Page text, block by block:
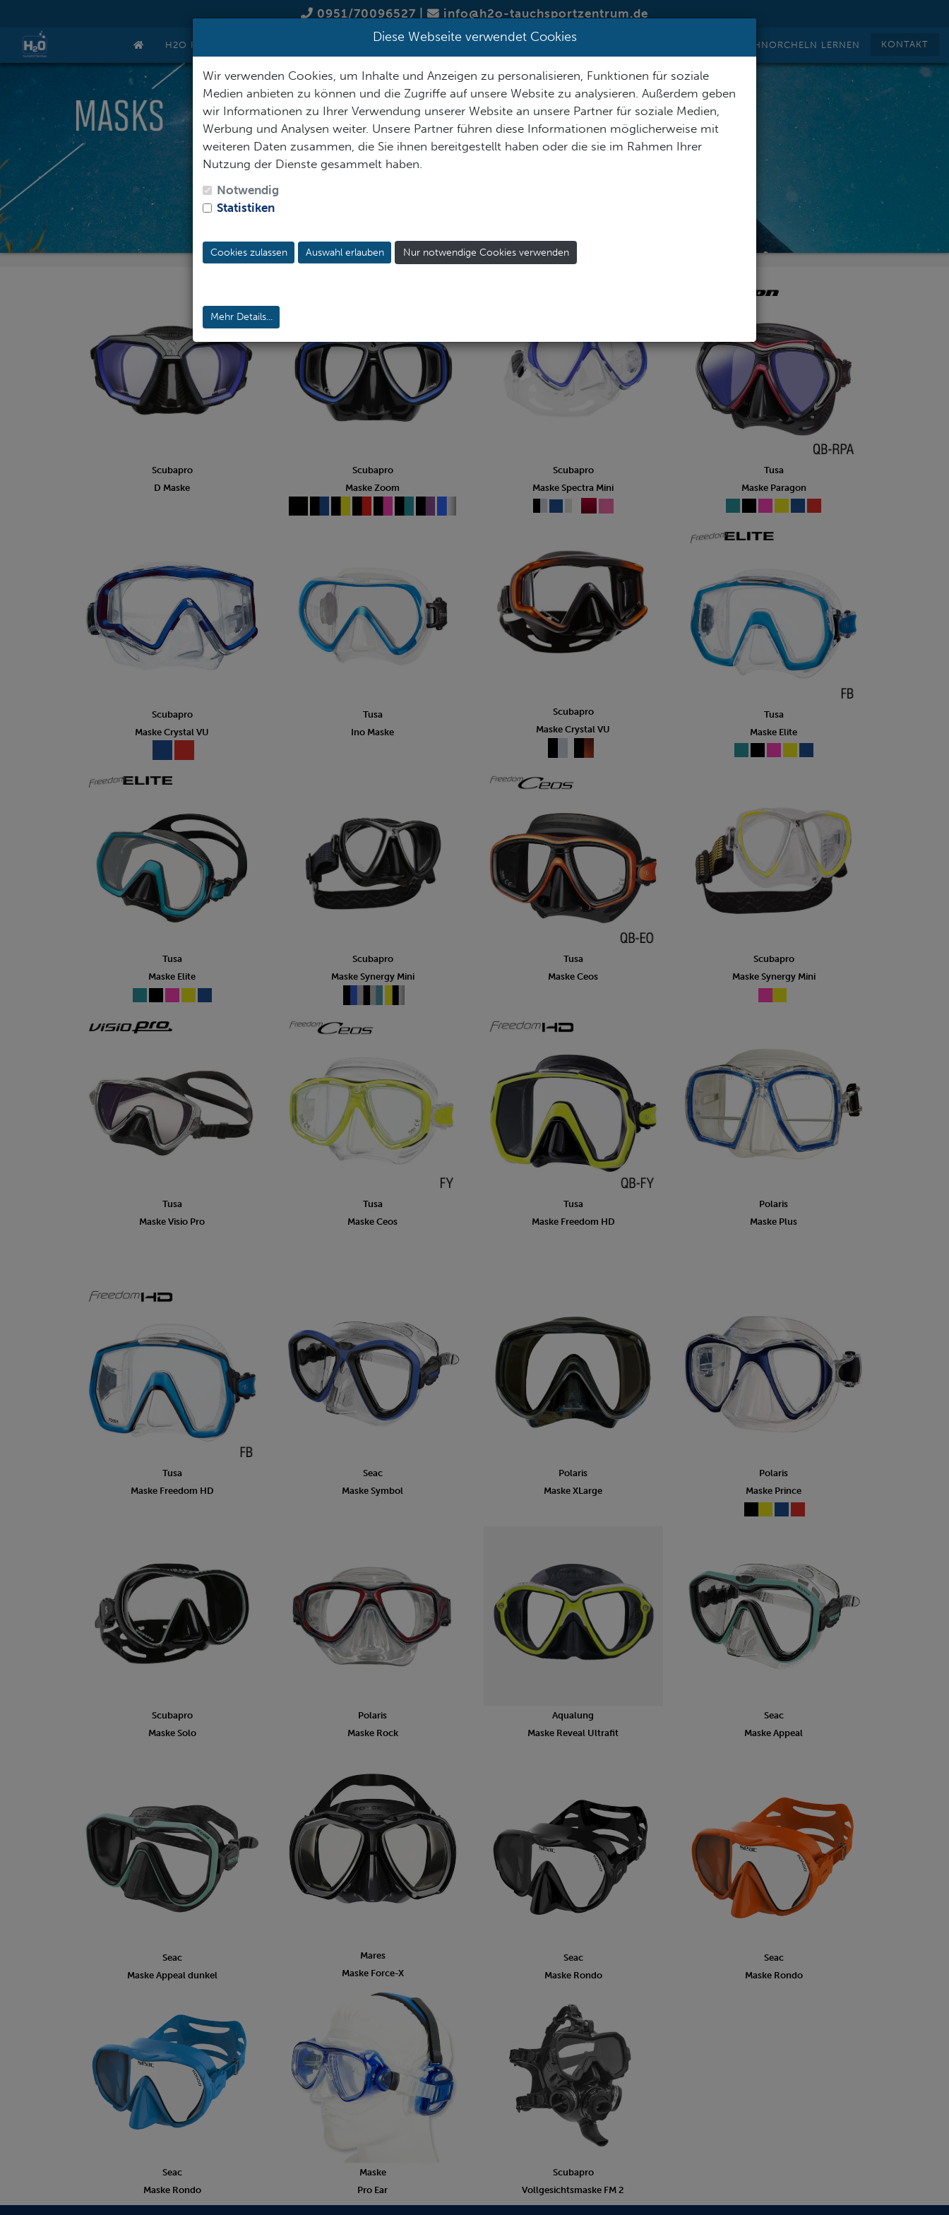
0951/70096527 info@h2o-tauchsportzentrum.de
H2O REISEN SCHNORCHELN LERNEN KONTAKT
MASKEN AUSWAHL
Scubapro
D Maske
Scubapro
Maske Zoom
Scubapro
Maske Spectra Mini
Tusa
Maske Paragon
Scubapro
Maske Crystal VU
Tusa
Ino Maske
Scubapro
Maske Crystal VU
Tusa
Maske Elite
Tusa
Maske Elite
Scubapro
Maske Synergy Mini
Tusa
Maske Ceos
Scubapro
Maske Synergy Mini
Tusa
Maske Visio Pro
Tusa
Maske Ceos
Tusa
Maske Freedom HD
Polaris
Maske Plus
Tusa
Maske Freedom HD
Seac
Maske Symbol
Polaris
Maske XLarge
Polaris
Maske Prince
Scubapro
Maske Solo
Polaris
Maske Rock
Aqualung
Maske Reveal Ultrafit
Seac
Maske Appeal
Seac
Maske Appeal dunkel
Mares
Maske Force-X
Seac
Maske Rondo
Seac
Maske Rondo
Seac
Maske Rondo
Maske
Pro Ear
Scubapro
Vollgesichtsmaske FM 2
Diese Webseite verwendet Cookies
Wir verwenden Cookies, um Inhalte und Anzeigen zu personalisieren, Funktionen für soziale
Medien anbieten zu können und die Zugriffe auf unsere Website zu analysieren. Außerdem geben
wir Informationen zu Ihrer Verwendung unserer Website an unsere Partner für soziale Medien,
Werbung und Analysen weiter. Unsere Partner führen diese Informationen möglicherweise mit
weiteren Daten zusammen, die Sie ihnen bereitgestellt haben oder die sie im Rahmen Ihrer
Nutzung der Dienste gesammelt haben.
Notwendig
Statistiken
Cookies zulassen Auswahl erlauben Nur notwendige Cookies verwenden
Mehr Details...